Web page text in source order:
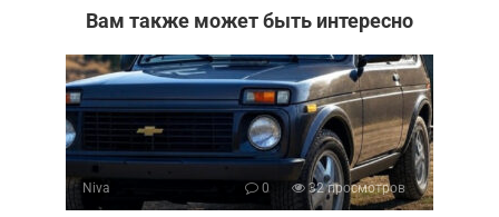
Вам также может быть интересно
Niva 0 32 просмотров